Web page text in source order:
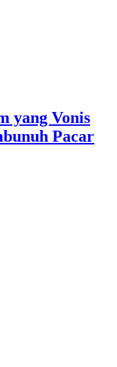
yang Vonis
Pacar